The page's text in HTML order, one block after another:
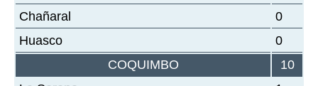
Chañaral
0
Huasco
0
COQUIMBO
10